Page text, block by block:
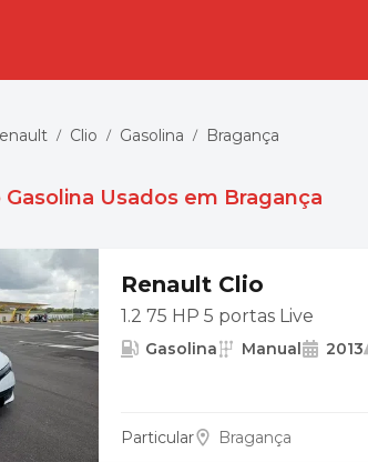
/ Clio / Gasolina / Bragança
Gasolina Usados em Bragança
Renault Clio
1.2 75 HP 5 portas Live
Gasolina Manual 2013
Particular Bragança